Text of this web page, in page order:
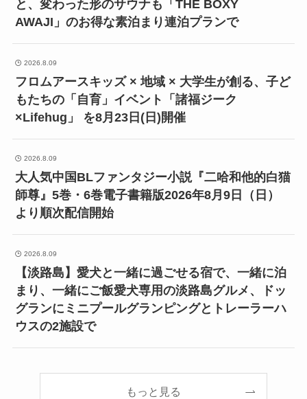
と、変わった形のサウナも「THE BOXY
AWAJI」のお得な素泊まり連泊プランで
2026.8.09
フロムアースキッズ × 地域 × 大学生が創る、子ど
もたちの「自育」イベント「諸福ジーク
×Lifehug」 を8月23日(日)開催
2026.8.09
大人気中国BLファンタジー小説『二哈和他的白猫
師尊』5巻・6巻電子書籍版2026年8月9日（日）
より順次配信開始
2026.8.09
【淡路島】愛犬と一緒に過ごせる宿で、一緒に泊
まり、一緒にご飯愛犬専用の淡路島グルメ、ドッ
グランにミニプールグランピングとトレーラーハ
ウスの2施設で
もっと見る